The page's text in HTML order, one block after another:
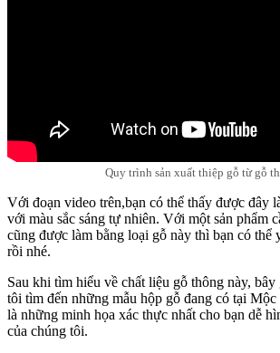
Quy trình sản xuất thiệp gỗ từ gỗ
Với đoạn video trên,bạn có thể thấy được đây
với màu sắc sáng tự nhiên. Với một sản phẩm
cũng được làm bằng loại gỗ này thì bạn có thể
rồi nhé.
Sau khi tìm hiểu về chất liệu gỗ thông này,
tôi tìm đến những mẫu hộp gỗ đang có tại
là những minh họa xác thực nhất cho bạn dễ
của chúng tôi.